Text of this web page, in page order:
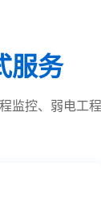
服务
监控、弱电工